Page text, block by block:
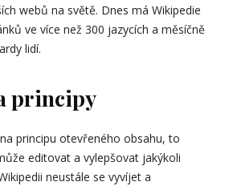
webů na světě. Dnes má Wikipedie
ve více než 300 jazycích a měsíčně
lidí.
principy
principu otevřeného obsahu, to
editovat a vylepšovat jakýkoli
neustále se vyvíjet a